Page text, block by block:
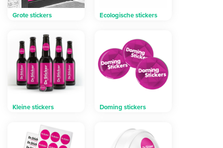
Grote stickers
Kleine stickers
Ecologische stickers
Doming stickers